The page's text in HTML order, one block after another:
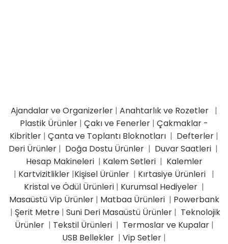
Ajandalar ve Organizerler | Anahtarlık ve Rozetler |
Plastik Ürünler | Çakı ve Fenerler | Çakmaklar -
Kibritler | Çanta ve Toplantı Bloknotları | Defterler |
Deri Ürünler| Doğa Dostu Ürünler | Duvar Saatleri |
Hesap Makineleri| Kalem Setleri| Kalemler
| Kartvizitlikler |Kişisel Ürünler | Kırtasiye Ürünleri |
Kristal ve Ödül Ürünleri | Kurumsal Hediyeler |
Masaüstü Vip Ürünler| Matbaa Ürünleri| Powerbank
| Şerit Metre| Suni Deri Masaüstü Ürünler| Teknolojik
Ürünler | Tekstil Ürünleri | Termoslar ve Kupalar|
USB Bellekler | Vip Setler |